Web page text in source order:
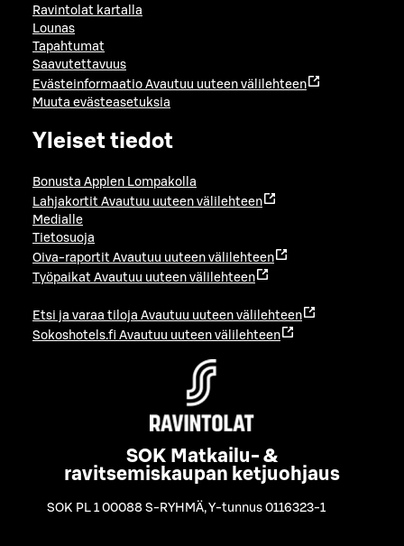
Ravintolat kartalla
Lounas
Tapahtumat
Saavutettavuus
Evästeinformaatio Avautuu uuteen välilehteen
Muuta evästeasetuksia
Yleiset tiedot
Bonusta Applen Lompakolla
Lahjakortit Avautuu uuteen välilehteen
Medialle
Tietosuoja
Oiva-raportit Avautuu uuteen välilehteen
Työpaikat Avautuu uuteen välilehteen
Etsi ja varaa tiloja Avautuu uuteen välilehteen
Sokoshotels.fi Avautuu uuteen välilehteen
SOK Matkailu- &
ravitsemiskaupan ketjuohjaus
SOK PL 1 00088 S-RYHMÄ,Y-tunnus 0116323-1